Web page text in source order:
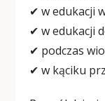
✔ w edukacji
✔ w edukacji
✔ podczas
✔ w kąciku